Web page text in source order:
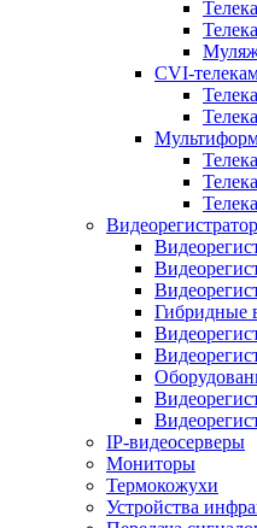
CVI-
Гибридные
IP-видеосерверы
Мониторы
Термокожухи
Устройства